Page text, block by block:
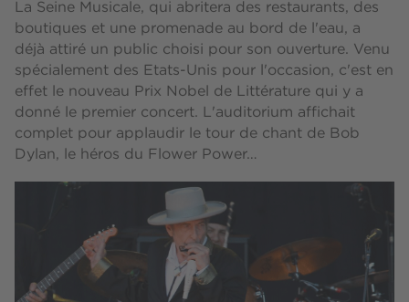
La Seine Musicale, qui abritera des restaurants, des
boutiques et une promenade au bord de l'eau, a
déjà attiré un public choisi pour son ouverture. Venu
spécialement des Etats-Unis pour l'occasion, c'est en
effet le nouveau Prix Nobel de Littérature qui y a
donné le premier concert. L'auditorium affichait
complet pour applaudir le tour de chant de Bob
Dylan, le héros du Flower Power…